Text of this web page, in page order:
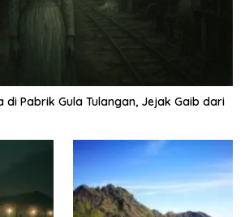
di Pabrik Gula Tulangan, Jejak Gaib dari